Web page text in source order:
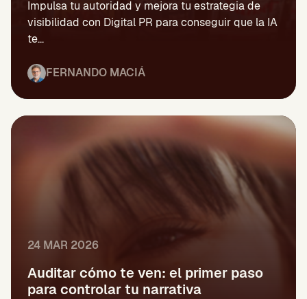
Impulsa tu autoridad y mejora tu estrategia de
visibilidad con Digital PR para conseguir que la IA
te...
FERNANDO MACIÁ
24 MAR 2026
Auditar cómo te ven: el primer paso
para controlar tu narrativa